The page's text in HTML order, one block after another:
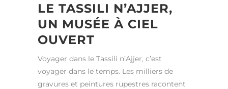
LE TASSILI N’AJJER,
UN MUSÉE À CIEL
OUVERT
Voyager dans le Tassili n’Ajjer, c’est
voyager dans le temps. Les milliers de
gravures et peintures rupestres racontent